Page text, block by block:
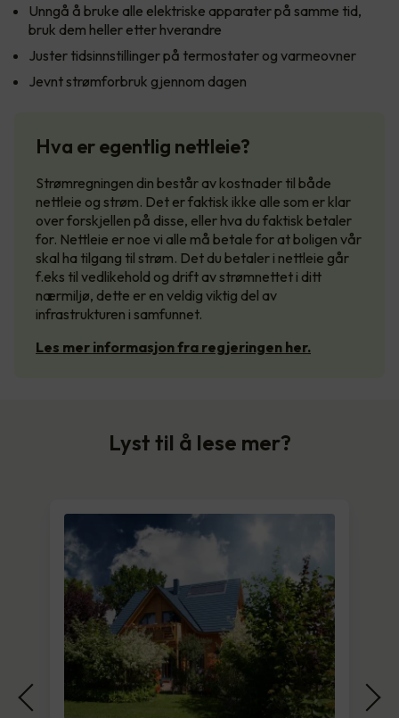
Unngå å bruke alle elektriske apparater på samme tid,
bruk dem heller etter hverandre
Juster tidsinnstillinger på termostater og varmeovner
Jevnt strømforbruk gjennom dagen
Hva er egentlig nettleie?
Strømregningen din består av kostnader til både
nettleie og strøm. Det er faktisk ikke alle som er klar
over forskjellen på disse, eller hva du faktisk betaler
for. Nettleie er noe vi alle må betale for at boligen vår
skal ha tilgang til strøm. Det du betaler i nettleie går
f.eks til vedlikehold og drift av strømnettet i ditt
nærmiljø, dette er en veldig viktig del av
infrastrukturen i samfunnet.
Les mer informasjon fra regjeringen her.
Lyst til å lese mer?